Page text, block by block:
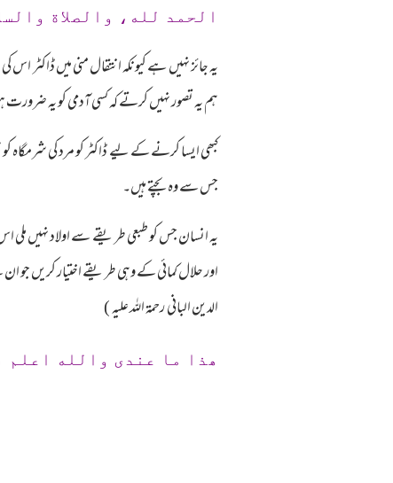
الحمد لله، والصلاة
یہ جائز نہیں ہے کیونکہ انتقال منی میں
ہم یہ تصور نہیں کرتے کہ کسی آدمی کو یہ
کبھی ایسا کرنے کے لیے ڈاکٹر کو مرد کی شرمگاہ
جس سے وہ بچتے ہیں۔
یہ انسان جس کو طبعی طریقے سے اولاد نہیں ملی
اور حلال کمائی کے وہی طریقے اختیار کریں
الدین البانی رحمۃ اللہ علیہ )
ھذا ما عندی والله اعلم